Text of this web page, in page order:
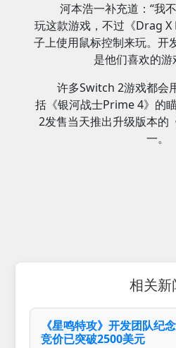
河本浩一补充道：“我
玩这款游戏，不过《Drag
子上使用鼠标控制来玩。开
是他们喜欢的游
许多Switch 2游戏都会
括《银河战士Prime 4》的
2发售当天推出升级版本的
一。
相关新
《星鸣特攻》开发团队纪
竞价已突破2500美元